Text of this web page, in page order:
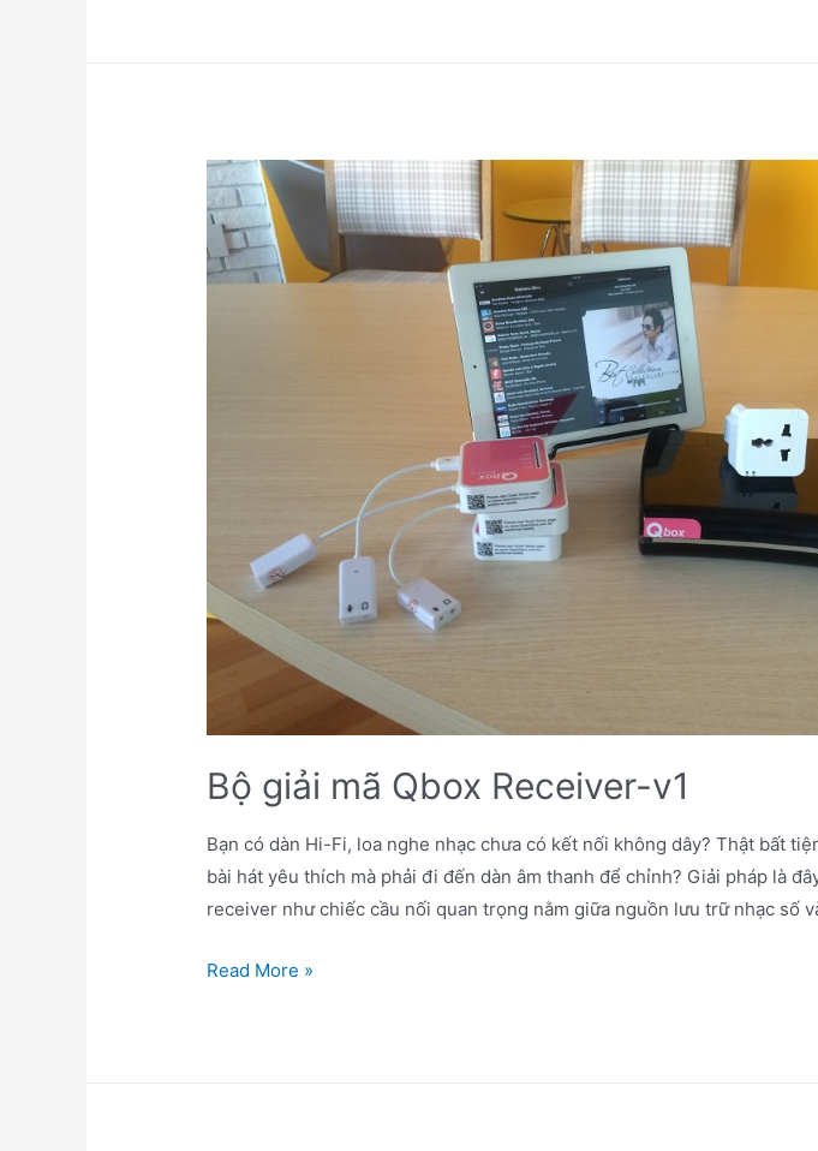
Bộ giải mã Qbox Receiver-v1
Bạn có dàn Hi-Fi, loa nghe nhạc chưa có kết nối không dây? Thật bất
bài hát yêu thích mà phải đi đến dàn âm thanh để chỉnh? Giải pháp là
receiver như chiếc cầu nối quan trọng nằm giữa nguồn lưu trữ nhạc số
Bộ
Read More »